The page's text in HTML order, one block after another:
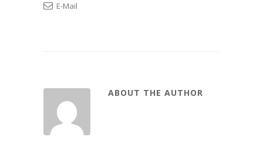
E-Mail
ABOUT THE AUTHOR